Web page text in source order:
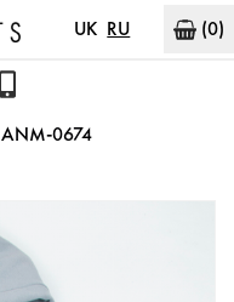
UK RU (0)
ANM-0674